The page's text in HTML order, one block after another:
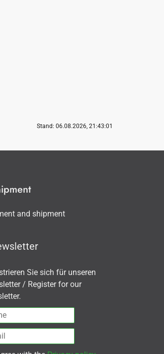
Stand: 06.08.2026, 21:43:01
and shipment
Sie sich für unseren
/ Register for our